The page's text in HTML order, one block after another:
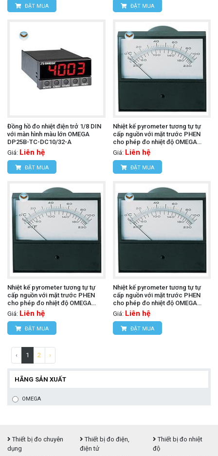
ĐẶT MUA ĐẶT MUA
Đồng hồ đo nhiệt điện trở 1/8 DIN
với màn hình màu lớn OMEGA
DP25B-TC-DC10/32-A
Giá: Liên hệ
ĐẶT MUA
Nhiệt kế pyrometer tương tự tự
cấp nguồn với mặt trước PHEN
cho phép đo nhiệt độ OMEGA
7045-J-800 (J)
Giá: Liên hệ
ĐẶT MUA
Nhiệt kế pyrometer tương tự tự
cấp nguồn với mặt trước PHEN
cho phép đo nhiệt độ OMEGA
7045-T-100 (T, 4.5 in Parallax)
Giá: Liên hệ
ĐẶT MUA
Nhiệt kế pyrometer tương tự tự
cấp nguồn với mặt trước PHEN
cho phép đo nhiệt độ OMEGA
7055-E-300 (E, 5.5 in Parallax)
Giá: Liên hệ
ĐẶT MUA
‹ 1 2 ›
HÃNG SẢN XUẤT
OMEGA
Thiết bị đo chuyên
dụng
Thiết bị đo điện,
điện tử
Thiết bị đo nhiệt
độ